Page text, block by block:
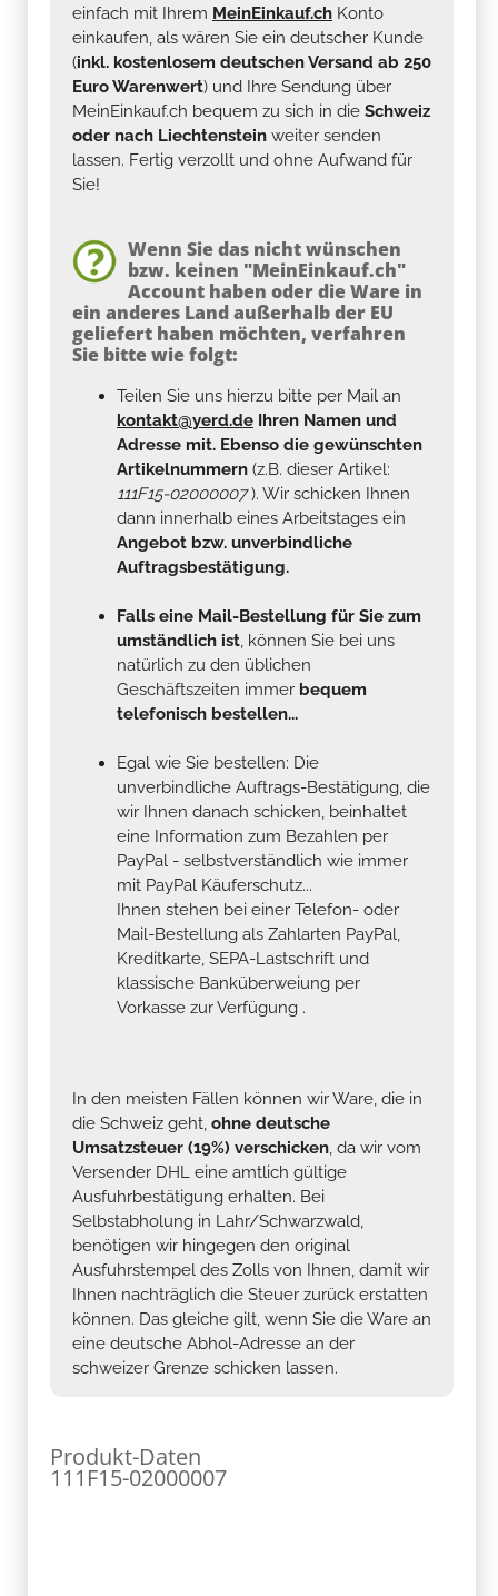
einfach mit Ihrem MeinEinkauf.ch Konto
einkaufen, als wären Sie ein deutscher Kunde
(inkl. kostenlosem deutschen Versand ab 250
Euro Warenwert) und Ihre Sendung über
MeinEinkauf.ch bequem zu sich in die Schweiz
oder nach Liechtenstein weiter senden
lassen. Fertig verzollt und ohne Aufwand für
Sie!
Wenn Sie das nicht wünschen
bzw. keinen "MeinEinkauf.ch"
Account haben oder die Ware in
ein anderes Land außerhalb der EU
geliefert haben möchten, verfahren
Sie bitte wie folgt:
Teilen Sie uns hierzu bitte per Mail an
kontakt@yerd.de Ihren Namen und
Adresse mit. Ebenso die gewünschten
Artikelnummern (z.B. dieser Artikel:
111F15-02000007). Wir schicken Ihnen
dann innerhalb eines Arbeitstages ein
Angebot bzw. unverbindliche
Auftragsbestätigung.
Falls eine Mail-Bestellung für Sie zum
umständlich ist, können Sie bei uns
natürlich zu den üblichen
Geschäftszeiten immer bequem
telefonisch bestellen...
Egal wie Sie bestellen: Die
unverbindliche Auftrags-Bestätigung, die
wir Ihnen danach schicken, beinhaltet
eine Information zum Bezahlen per
PayPal - selbstverständlich wie immer
mit PayPal Käuferschutz...
Ihnen stehen bei einer Telefon- oder
Mail-Bestellung als Zahlarten PayPal,
Kreditkarte, SEPA-Lastschrift und
klassische Banküberweiung per
Vorkasse zur Verfügung .
In den meisten Fällen können wir Ware, die in
die Schweiz geht, ohne deutsche
Umsatzsteuer (19%) verschicken, da wir vom
Versender DHL eine amtlich gültige
Ausfuhrbestätigung erhalten. Bei
Selbstabholung in Lahr/Schwarzwald,
benötigen wir hingegen den original
Ausfuhrstempel des Zolls von Ihnen, damit wir
Ihnen nachträglich die Steuer zurück erstatten
können. Das gleiche gilt, wenn Sie die Ware an
eine deutsche Abhol-Adresse an der
schweizer Grenze schicken lassen.
Produkt-Daten
111F15-02000007